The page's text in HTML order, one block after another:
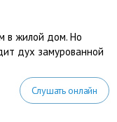
в жилой дом. Но
дух замурованной
Слушать онлайн